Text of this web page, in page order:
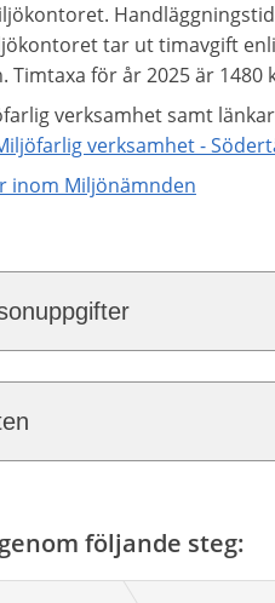
tar ut timavgift
Timtaxa för år 2025 är 1480
verksamhet samt
verksamhet -
inom Miljönämnden
följande steg: